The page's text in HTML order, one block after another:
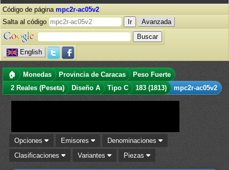
Código de página mpc2r-ac05v2
Salta al código
Avanzada
English
🏠 Monedas Provincia de Caracas
Peso Fuerte
2 Reales (Peseta)
Diseño A Tipo C 183 (1813) mpc2r-ac05v2
Opciones Emisores
Denominaciones
Clasificaciones
Variantes Piezas